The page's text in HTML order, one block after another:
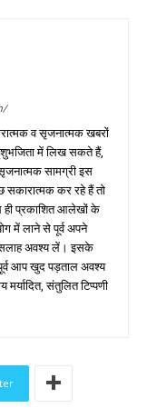
व सृजनात्मक खबरों
में लिख सकते हैं,
सामग्री इस
सकारात्मक कर रहे हैं तो
ही प्रकाशित आलेखों के
में लाने से पूर्व अपने
सलाह अवश्य लें। इसके
आप खुद पड़ताल अवश्य
संतुलित टिप्पणी